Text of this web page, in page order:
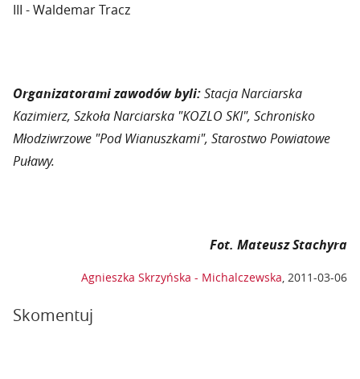
III - Waldemar Tracz
Organizatorami zawodów byli:Stacja Narciarska
Kazimierz, Szkoła Narciarska "KOZLO SKI", Schronisko
Młodziwrzowe "Pod Wianuszkami", Starostwo Powiatowe
Puławy.
Fot. Mateusz Stachyra
Agnieszka Skrzyńska - Michalczewska, 2011-03-06
Skomentuj